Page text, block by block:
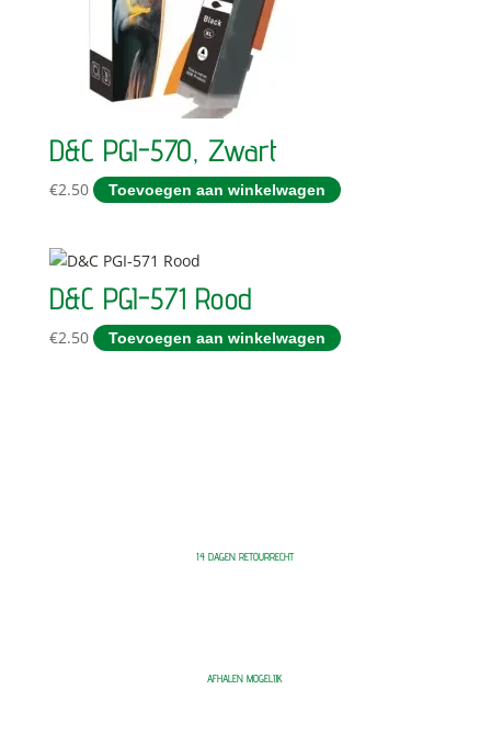
D&C PGI-570, Zwart
€2.50 Toevoegen aan winkelwagen
D&C PGI-571 Rood
€2.50 Toevoegen aan winkelwagen
14 DAGEN RETOURRECHT
AFHALEN MOGELIJK